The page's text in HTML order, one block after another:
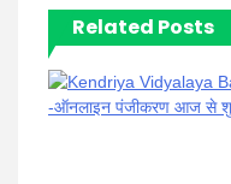
Related Posts